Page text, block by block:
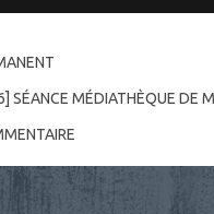
SÉANCE MÉDIATHÈQUE DE